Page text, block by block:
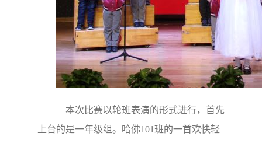
本次比赛以轮班表演的形式进行，首先
上台的是一年级组。哈佛101班的一首欢快轻